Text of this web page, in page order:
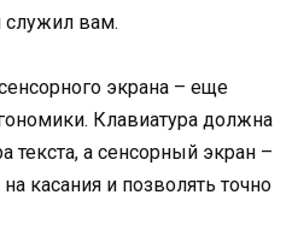
служил вам.
экрана – еще
Клавиатура должна
текста, а сенсорный экран –
касания и позволять точно